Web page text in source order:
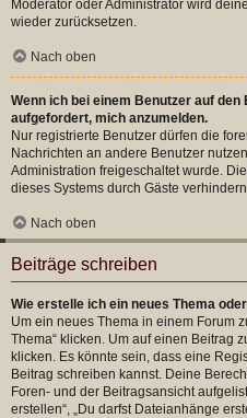
Moderator oder Administrator wird
wieder zurücksetzen.
Nach oben
Wenn ich bei einem Benutzer auf
aufgefordert, mich anzumelden.
Nur registrierte Benutzer dürfen die
Nachrichten an andere Benutzer
Administration freigeschaltet wurde.
dieses Systems durch Gäste verhindern.
Nach oben
Beiträge schreiben
Wie erstelle ich ein neues Thema
Um ein neues Thema in einem Forum
Thema“ klicken. Um auf einen Beitrag
klicken. Es könnte sein, dass eine
Beitrag schreiben kannst. Deine
Foren- und der Beitragsansicht
erstellen“, „Du darfst Dateianhänge